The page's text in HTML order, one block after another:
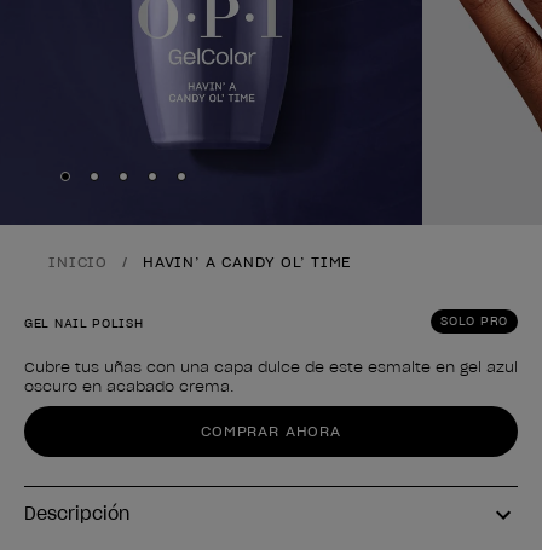
Skip to slide
Skip to slide
Skip to slide
Skip to slide
Skip to slide
INICIO HAVIN’ A CANDY OL’ TIME
SOLO PRO
GEL NAIL POLISH
Cubre tus uñas con una capa dulce de este esmalte en gel azul
oscuro en acabado crema.
Forma del producto
COMPRAR AHORA
Descripción